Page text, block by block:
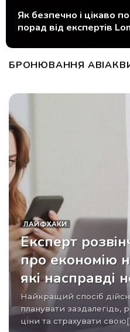
Експерт з подорожей
без якого вона ніколи
БРОНЮВАННЯ
ЛАЙФХАКИ
Експерт
про економію
які насправді
Найкращий спосіб дійсно знизити витрати – це
планувати заздалегідь,
ціни та страхувати